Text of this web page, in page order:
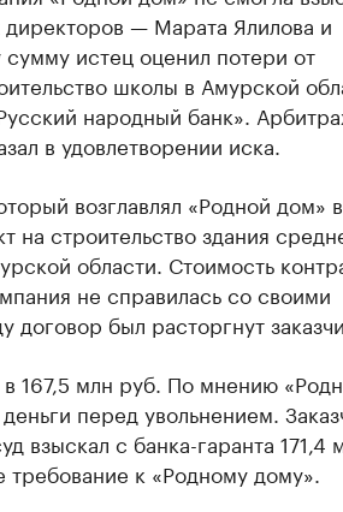
— Марата Ялилова и
истец оценил потери от
школы в Амурской
народный банк».
в удовлетворении иска.
возглавлял «Родной дом»
на строительство здания
области. Стоимость
не справилась со своими
договор был расторгнут
167,5 млн руб. По мнению
перед увольнением.
взыскал с банка-гаранта 171,4
к «Родному дому».